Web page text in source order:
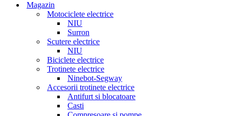
Magazin
Motociclete electrice
NIU
Surron
Scutere electrice
NIU
Biciclete electrice
Trotinete electrice
Ninebot-Segway
Accesorii trotinete electrice
Antifurt si blocatoare
Casti